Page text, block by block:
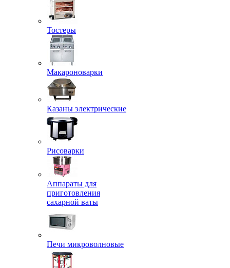
Тостеры
Макароноварки
Казаны электрические
Рисоварки
Аппараты для
приготовления
сахарной ваты
Печи микроволновые